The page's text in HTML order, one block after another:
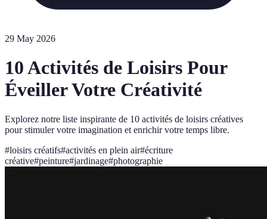
29 May 2026
10 Activités de Loisirs Pour
Éveiller Votre Créativité
Explorez notre liste inspirante de 10 activités de loisirs créatives
pour stimuler votre imagination et enrichir votre temps libre.
#loisirs créatifs#activités en plein air#écriture
créative#peinture#jardinage#photographie